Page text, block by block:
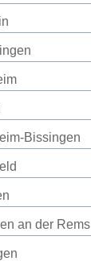
Bissingen
an der Rems